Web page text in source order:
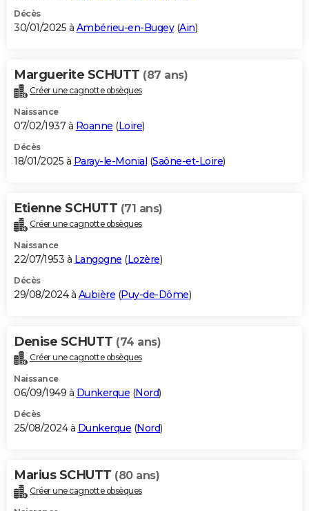
Décès
30/01/2025 à Ambérieu-en-Bugey(Ain)
Marguerite SCHUTT (87 ans)
Créer une cagnotte obsèques
Naissance
07/02/1937 à Roanne (Loire)
Décès
18/01/2025 à Paray-le-Monial (Saône-et-Loire)
Etienne SCHUTT (71 ans)
Créer une cagnotte obsèques
Naissance
22/07/1953 à Langogne (Lozère)
Décès
29/08/2024 à Aubière (Puy-de-Dôme)
Denise SCHUTT (74 ans)
Créer une cagnotte obsèques
Naissance
06/09/1949 à Dunkerque (Nord)
Décès
25/08/2024 à Dunkerque (Nord)
Marius SCHUTT (80 ans)
Créer une cagnotte obsèques